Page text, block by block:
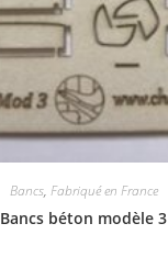
Bancs, Fabriqué en France
Bancs béton modèle 3